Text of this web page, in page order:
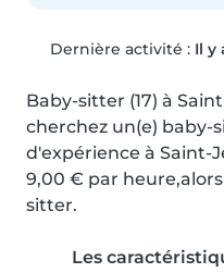
Dernière activité : Il y
Baby-sitter (17) à
cherchez un(e) baby-
d'expérience à Saint-
9,00 € par
sitter.
Les